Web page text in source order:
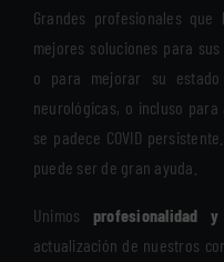
Grandes profesionales
mejores soluciones para
o para mejorar su estado
neurológicas, o incluso
se padece COVID
puede ser de gran ayuda.
Unimos profesionalidad
actualización de nuestros